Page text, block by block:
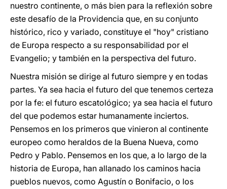
nuestro continente, o más bien para la reflexión sobre
este desafío de la Providencia que, en su conjunto
histórico, rico y variado, constituye el "hoy" cristiano
de Europa respecto a su responsabilidad por el
Evangelio; y también en la perspectiva del futuro.
Nuestra misión se dirige al futuro siempre y en todas
partes. Ya sea hacia el futuro del que tenemos certeza
por la fe: el futuro escatológico; ya sea hacia el futuro
del que podemos estar humanamente inciertos.
Pensemos en los primeros que vinieron al continente
europeo como heraldos de la Buena Nueva, como
Pedro y Pablo. Pensemos en los que, a lo largo de la
historia de Europa, han allanado los caminos hacia
pueblos nuevos, como Agustín o Bonifacio, o los